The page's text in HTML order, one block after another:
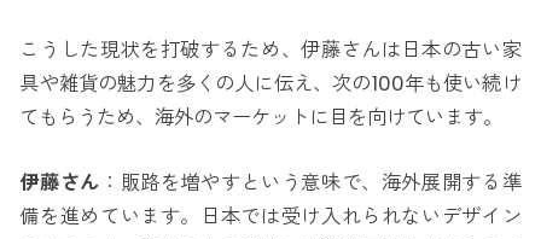
こうした現状を打破するため、伊藤さんは日本の古い家
具や雑貨の魅力を多くの人に伝え、次の100年も使い続け
てもらうため、海外のマーケットに目を向けています。
伊藤さん ：販路を増やすという意味で、海外展開する準
備を進めています。日本では受け入れられないデザイン